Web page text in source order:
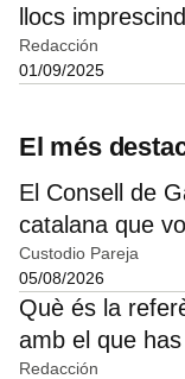
llocs
Redacción
01/09/2025
El més
El Consell de
catalana que
Custodio Pareja
05/08/2026
Què és la
amb el que
Redacción